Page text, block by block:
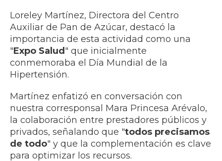
Loreley Martínez, Directora del Centro
Auxiliar de Pan de Azúcar, destacó la
importancia de esta actividad como una
"Expo Salud " que inicialmente
conmemoraba el Día Mundial de la
Hipertensión.
Martínez enfatizó en conversación con
nuestra corresponsal Mara Princesa Arévalo,
la colaboración entre prestadores públicos y
privados, señalando que "todos precisamos
de todo" y que la complementación es clave
para optimizar los recursos.